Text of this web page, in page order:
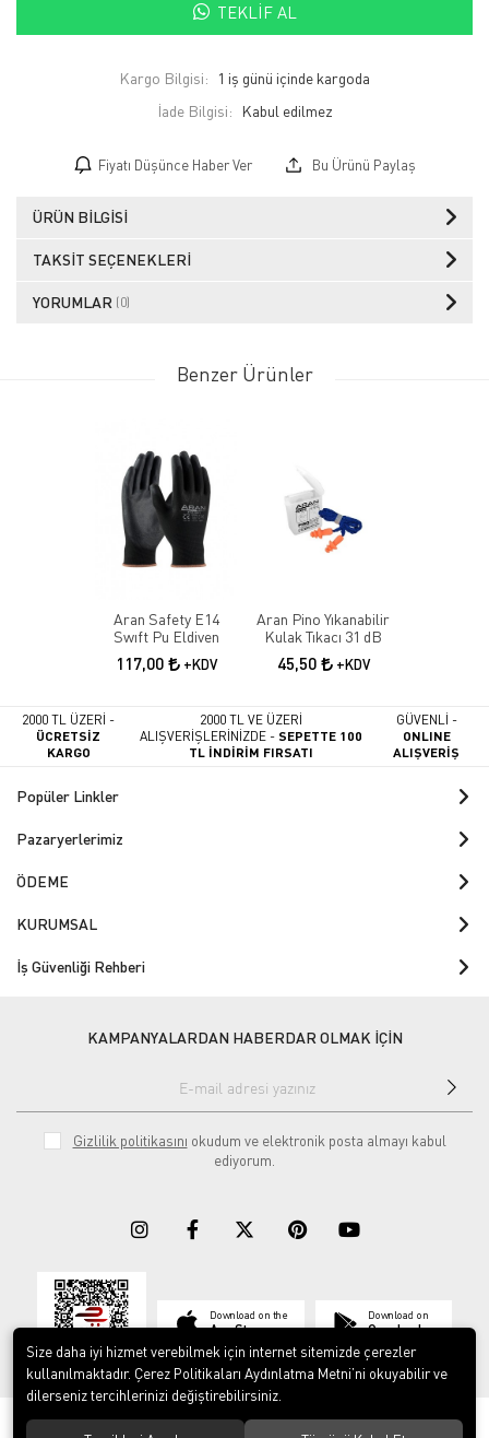
TEKLIF AL
Kargo Bilgisi:
1 iş günü içinde kargoda
İade Bilgisi:
Fiyatı Düşünce Haber Ver Bu Ürünü Paylaş
ÜRÜN BILGISI
TAKSIT SEÇENEKLERI
YORUMLAR (0)
Benzer Ürünler
Aran Safety E14
Swıft Pu Eldiven
117,00 +KDV
Aran Pino Yıkanabilir
Kulak Tıkacı 31 dB
45,50 +KDV
2000 TL ÜZERİ -
ÜCRETSİZ
KARGO
2000 TL VE ÜZERİ
ALIŞVERİŞLERİNİZDE -SEPETTE 100
TL İNDİRİM FIRSATI
GÜVENLİ -
ONLINE
ALIŞVERİŞ
Popüler Linkler
Pazaryerlerimiz
ÖDEME
KURUMSAL
İş Güvenliği Rehberi
KAMPANYALARDAN HABERDAR OLMAK İÇİN
Gizlilik politikasını okudum ve elektronik posta almayı kabul
ediyorum.
Download on the
App Store
Download on
Google play
© 2023ERY İş Güvenliği Ekipmanları. Tüm hakları saklıdır.
Size daha iyi hizmet verebilmek için internet sitemizde çerezler
kullanılmaktadır. Çerez Politikaları Aydınlatma Metni’ni okuyabilir ve
dilerseniz tercihlerinizi değiştirebilirsiniz.